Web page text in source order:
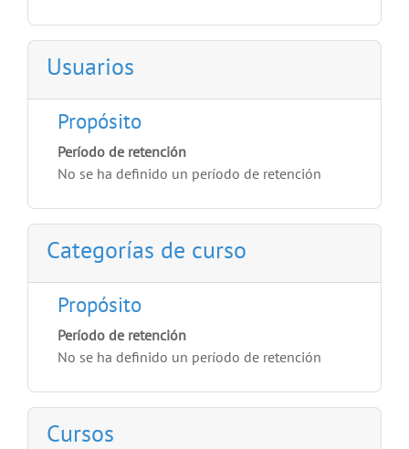
Usuarios
Propósito
Período de retención
No se ha definido un período de retención
Categorías de curso
Propósito
Período de retención
No se ha definido un período de retención
Cursos